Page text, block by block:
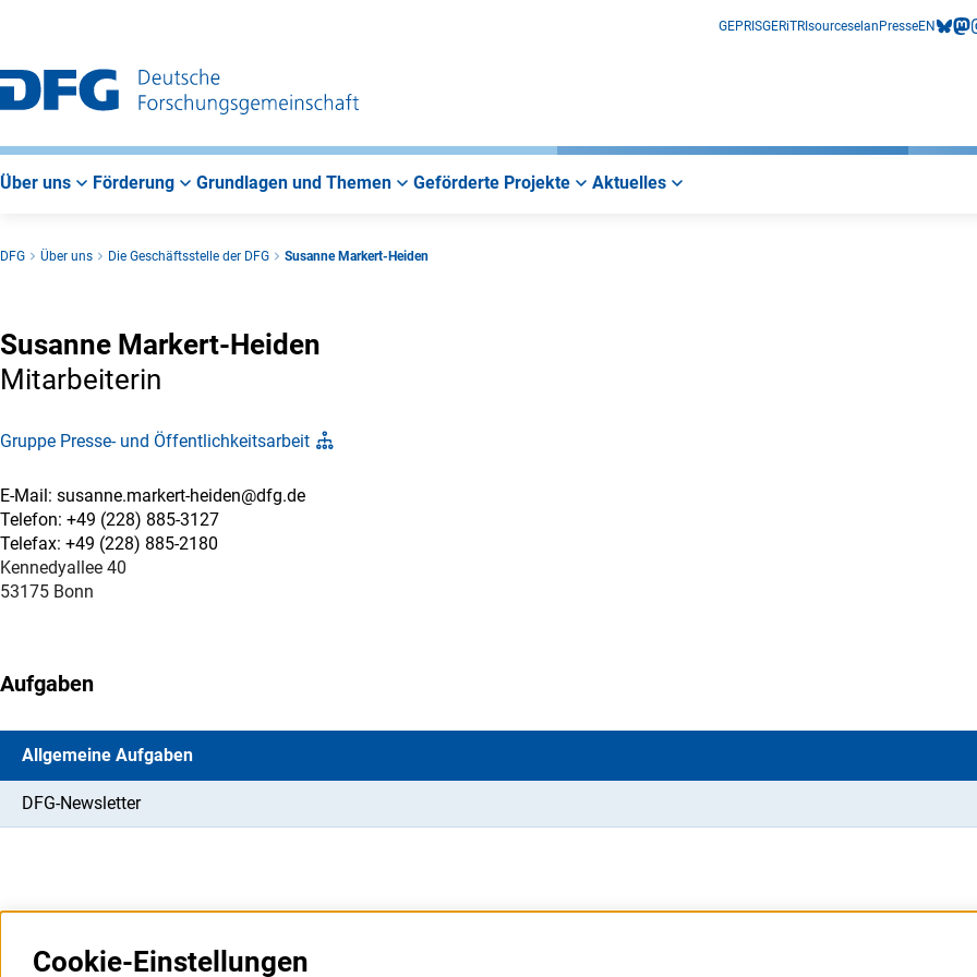
GEPRISGERiTRIsourceselan PresseEN
Über uns Förderung Grundlagen und Themen Geförderte Projekte Aktuelles
DFG Über uns Die Geschäftsstelle der DFG Susanne Markert-Heiden
Susanne Markert-Heiden
Mitarbeiterin
Gruppe Presse- und Öffentlichkeitsarbeit
E-Mail: susanne.markert-heiden@dfg.de
Telefon: +49 (228) 885-3127
Telefax: +49 (228) 885-2180
Kennedyallee 40
53175 Bonn
Aufgaben
Allgemeine Aufgaben
DFG-Newsletter
Cookie-Einstellungen